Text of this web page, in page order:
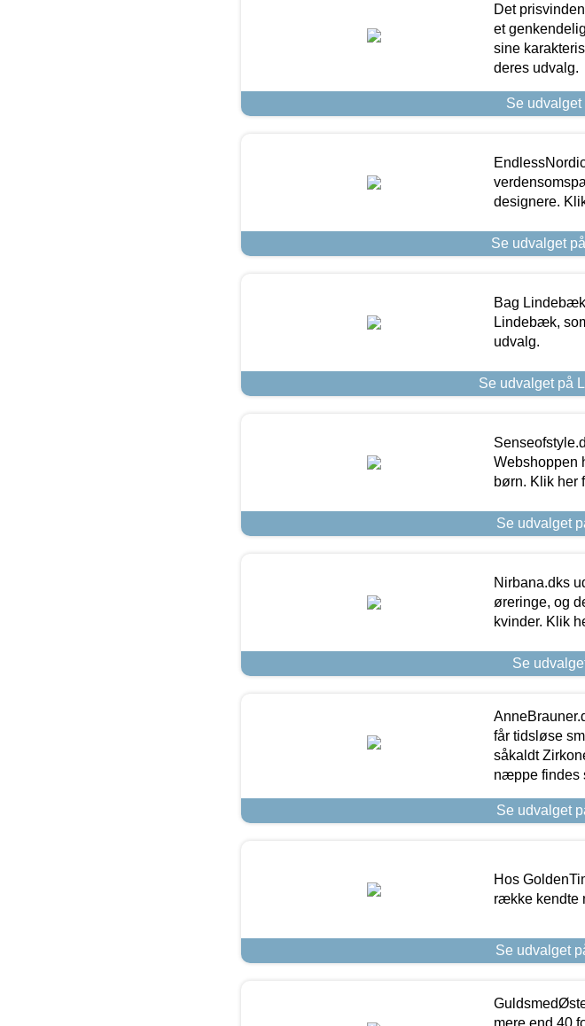
Det
et
sine
deres udvalg.
Se
designere.
Se udvalget
Bag
Lindebæk,
udvalg.
Se udvalget på
Webshoppen
børn. Klik her
Se udvalget
Nirbana.dks
øreringe, og
kvinder. Klik
Se
får tidsløse
såkaldt
næppe findes
Se udvalget
Hos
række kendte
Se udvalget
mere end 40